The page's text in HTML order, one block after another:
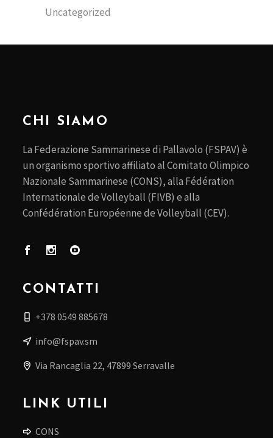
Uncategorized
CHI SIAMO
La Federazione Sammarinese di Pallavolo (FSPAV) è
un organismo sportivo affiliato al Comitato Olimpico
Nazionale Sammarinese (CONS), alla Fédération
Internationale de Volleyball (FIVB) e alla
Confédération Européenne de Volleyball (CEV).
CONTATTI
+378 0549 885678
info@fspav.sm
Via Rancaglia 22, 47899 Serravalle
LINK UTILI
CONS